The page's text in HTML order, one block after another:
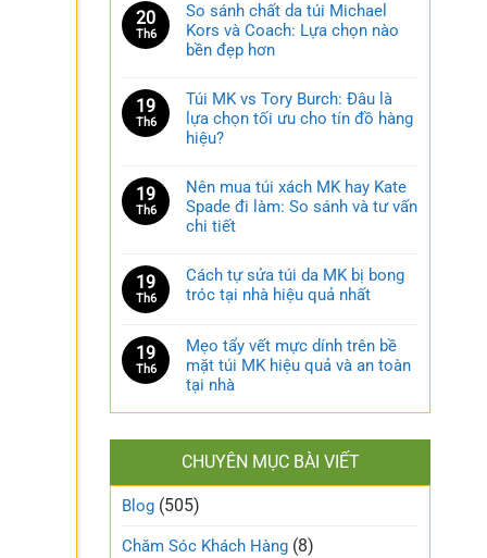
20
Th6
So sánh chất da túi Michael
Kors và Coach: Lựa chọn nào
bền đẹp hơn
19
Th6
Túi MK vs Tory Burch: Đâu là
lựa chọn tối ưu cho tín đồ hàng
hiệu?
19
Th6
Nên mua túi xách MK hay Kate
Spade đi làm: So sánh và tư vấn
chi tiết
19
Th6
Cách tự sửa túi da MK bị bong
tróc tại nhà hiệu quả nhất
19
Th6
Mẹo tẩy vết mực dính trên bề
mặt túi MK hiệu quả và an toàn
tại nhà
CHUYÊN MỤC BÀI VIẾT
Blog (505)
Chăm Sóc Khách Hàng (8)